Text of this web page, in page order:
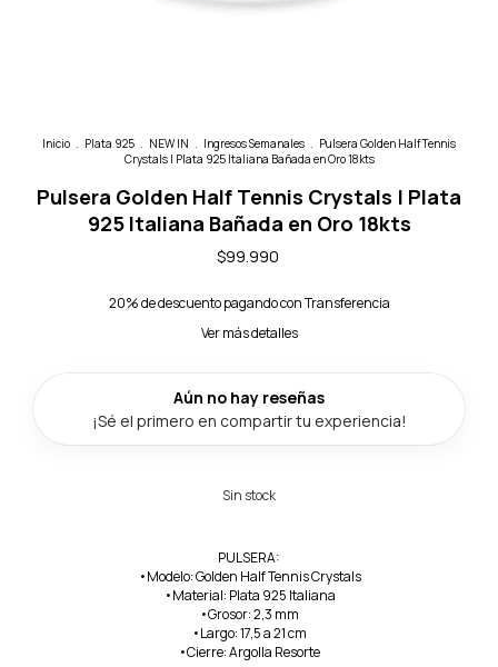
Inicio Plata 925 NEW IN Ingresos Semanales
Pulsera Golden Half Tennis
Crystals | Plata 925 Italiana Bañada en Oro 18kts
Pulsera Golden Half Tennis Crystals | Plata
925 Italiana Bañada en Oro 18kts
$99.990
20% de descuentopagando con Transferencia
Ver más detalles
PULSERA:
•Modelo: Golden Half Tennis Crystals
•Material: Plata 925 Italiana
•Grosor: 2,3 mm
•Largo: 17,5 a 21 cm
•Cierre: Argolla Resorte